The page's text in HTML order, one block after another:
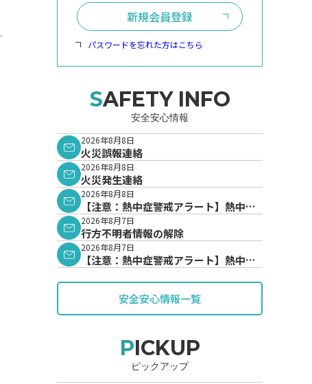
新規会員登録
パスワードを忘れた方はこちら
SAFETY INFO
安全安心情報
2026年8月8日
火災誤報連絡
2026年8月8日
火災発生連絡
2026年8月8日
【注意：熱中症警戒アラート】熱中症
警戒アラートが発表されています。
2026年8月7日
行方不明者情報の解除
2026年8月7日
【注意：熱中症警戒アラート】熱中症
安全安心情報一覧
PICKUP
ピックアップ